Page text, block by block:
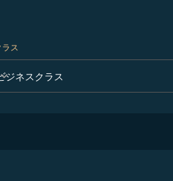
ラス
ラス option ビジネスクラス Selected
ジネスクラス